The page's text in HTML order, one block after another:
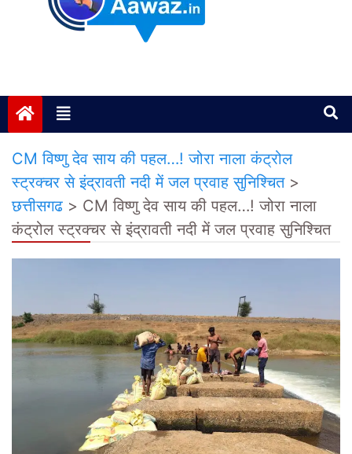
CM विष्णु देव साय की पहल…! जोरा नाला कंट्रोल
स्ट्रक्चर से इंद्रावती नदी में जल प्रवाह सुनिश्चित>
छत्तीसगढ > CM विष्णु देव साय की पहल…! जोरा नाला
कंट्रोल स्ट्रक्चर से इंद्रावती नदी में जल प्रवाह सुनिश्चित